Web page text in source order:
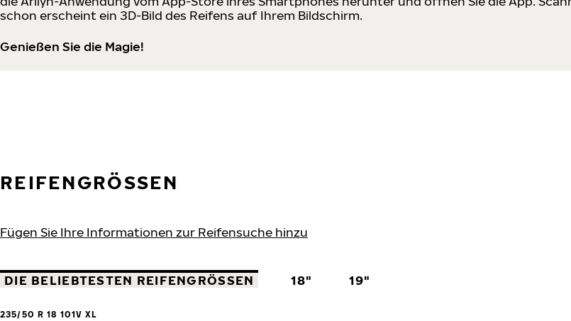
schon erscheint ein 3D-Bild des Reifens auf Ihrem Bildschirm.
Genießen Sie die Magie!
REIFENGRÖSSEN
Fügen Sie Ihre Informationen zur Reifensuche hinzu
DIE BELIEBTESTEN REIFENGRÖSSEN 18" 19"
235/50 R 18 101V XL